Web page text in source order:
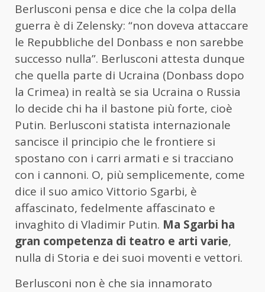
Berlusconi pensa e dice che la colpa della
guerra è di Zelensky: “non doveva attaccare
le Repubbliche del Donbass e non sarebbe
successo nulla”. Berlusconi attesta dunque
che quella parte di Ucraina (Donbass dopo
la Crimea) in realtà se sia Ucraina o Russia
lo decide chi ha il bastone più forte, cioè
Putin. Berlusconi statista internazionale
sancisce il principio che le frontiere si
spostano con i carri armati e si tracciano
con i cannoni. O, più semplicemente, come
dice il suo amico Vittorio Sgarbi, è
affascinato, fedelmente affascinato e
invaghito di Vladimir Putin. Ma Sgarbi ha
gran competenza di teatro e arti varie,
nulla di Storia e dei suoi moventi e vettori.
Berlusconi non è che sia innamorato